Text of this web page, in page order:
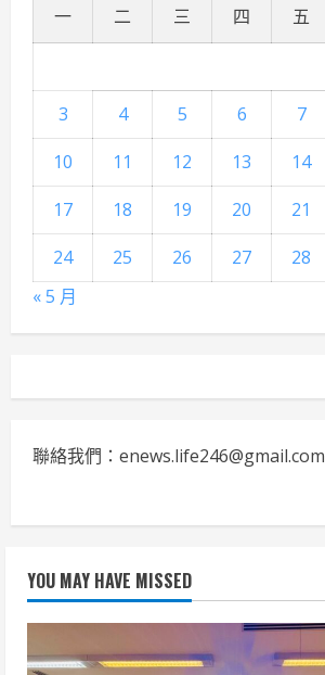
一 二 三 四 五
3
4 5 6 7
10
11 12 13 14
17
18 19 20 21
24
25 26 27 28
« 5 月
聯絡我們：enews.life246@gmail.com
YOU MAY HAVE MISSED